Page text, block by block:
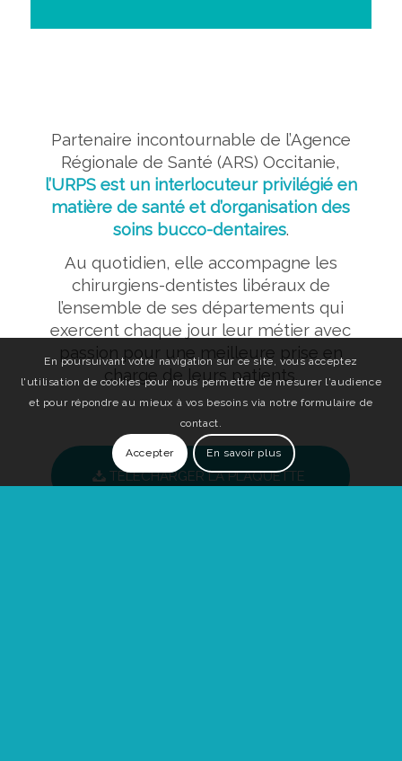
Partenaire incontournable de l’Agence
Régionale de Santé (ARS) Occitanie,
l’URPS est un interlocuteur privilégié en
matière de santé et d’organisation des
soins bucco-dentaires.
Au quotidien, elle accompagne les
chirurgiens-dentistes libéraux de
l’ensemble de ses départements qui
exercent chaque jour leur métier avec
passion pour une meilleure prise en
charge de leurs patients.
TELECHARGER LA PLAQUETTE
En poursuivant votre navigation sur ce site, vous acceptez
l'utilisation de cookies pour nous permettre de mesurer l'audience
et pour répondre au mieux à vos besoins via notre formulaire de
contact.
Accepter En savoir plus